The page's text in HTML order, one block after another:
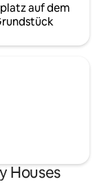
auf dem
Houses